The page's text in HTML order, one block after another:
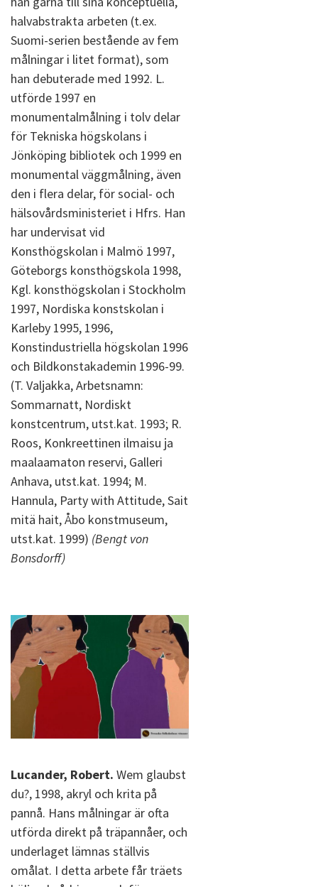
halvabstrakta arbeten (t.ex.
Suomi-serien bestående av fem
målningar i litet format), som
han debuterade med 1992. L.
utförde 1997 en
monumentalmålning i tolv delar
för Tekniska högskolans i
Jönköping bibliotek och 1999 en
monumental väggmålning, även
den i flera delar, för social- och
hälsovårdsministeriet i Hfrs. Han
har undervisat vid
Konsthögskolan i Malmö 1997,
Göteborgs konsthögskola 1998,
Kgl. konsthögskolan i Stockholm
1997, Nordiska konstskolan i
Karleby 1995, 1996,
Konstindustriella högskolan 1996
och Bildkonstakademin 1996-99.
(T. Valjakka, Arbetsnamn:
Sommarnatt, Nordiskt
konstcentrum, utst.kat. 1993; R.
Roos, Konkreettinen ilmaisu ja
maalaamaton reservi, Galleri
Anhava, utst.kat. 1994; M.
Hannula, Party with Attitude, Sait
mitä hait, Åbo konstmuseum,
utst.kat. 1999) (Bengt von
Bonsdorff)
Lucander, Robert. Wem glaubst
du?, 1998, akryl och krita på
pannå. Hans målningar är ofta
utförda direkt på träpannåer, och
underlaget lämnas ställvis
omålat. I detta arbete får träets